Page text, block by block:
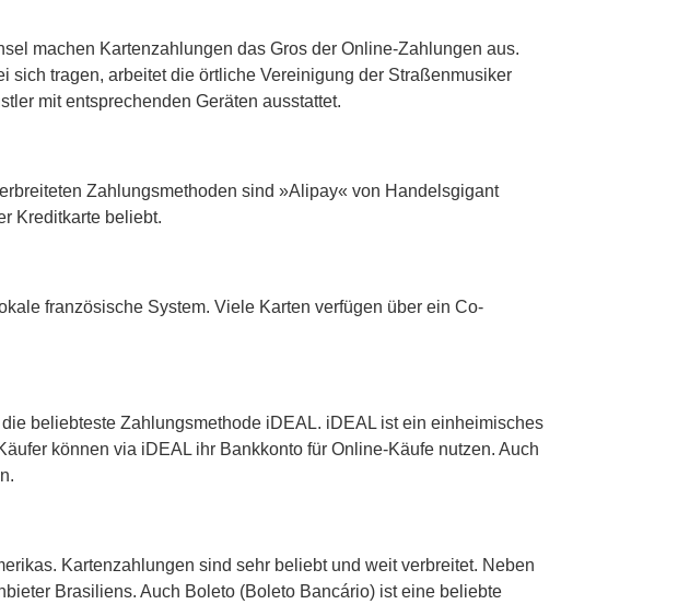
machen Kartenzahlungen das Gros der Online-Zahlungen aus.
tragen, arbeitet die örtliche Vereinigung der Straßenmusiker
mit entsprechenden Geräten ausstattet.
Zahlungsmethoden sind »Alipay« von Handelsgigant
Kreditkarte beliebt.
französische System. Viele Karten verfügen über ein Co-
beliebteste Zahlungsmethode iDEAL. iDEAL ist ein einheimisches
können via iDEAL ihr Bankkonto für Online-Käufe nutzen. Auch
Kartenzahlungen sind sehr beliebt und weit verbreitet. Neben
Brasiliens. Auch Boleto (Boleto Bancário) ist eine beliebte